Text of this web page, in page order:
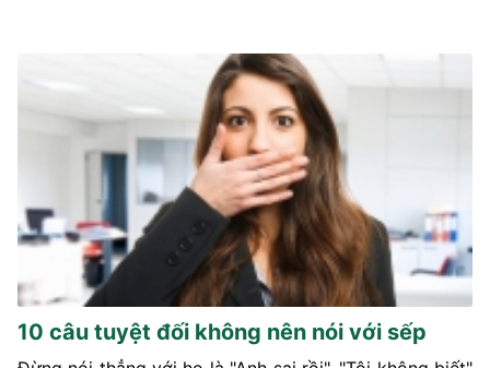
10 câu tuyệt đối không nên nói với sếp